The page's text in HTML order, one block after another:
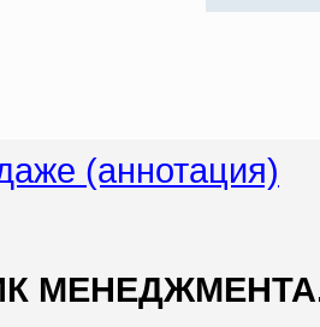
(аннотация)